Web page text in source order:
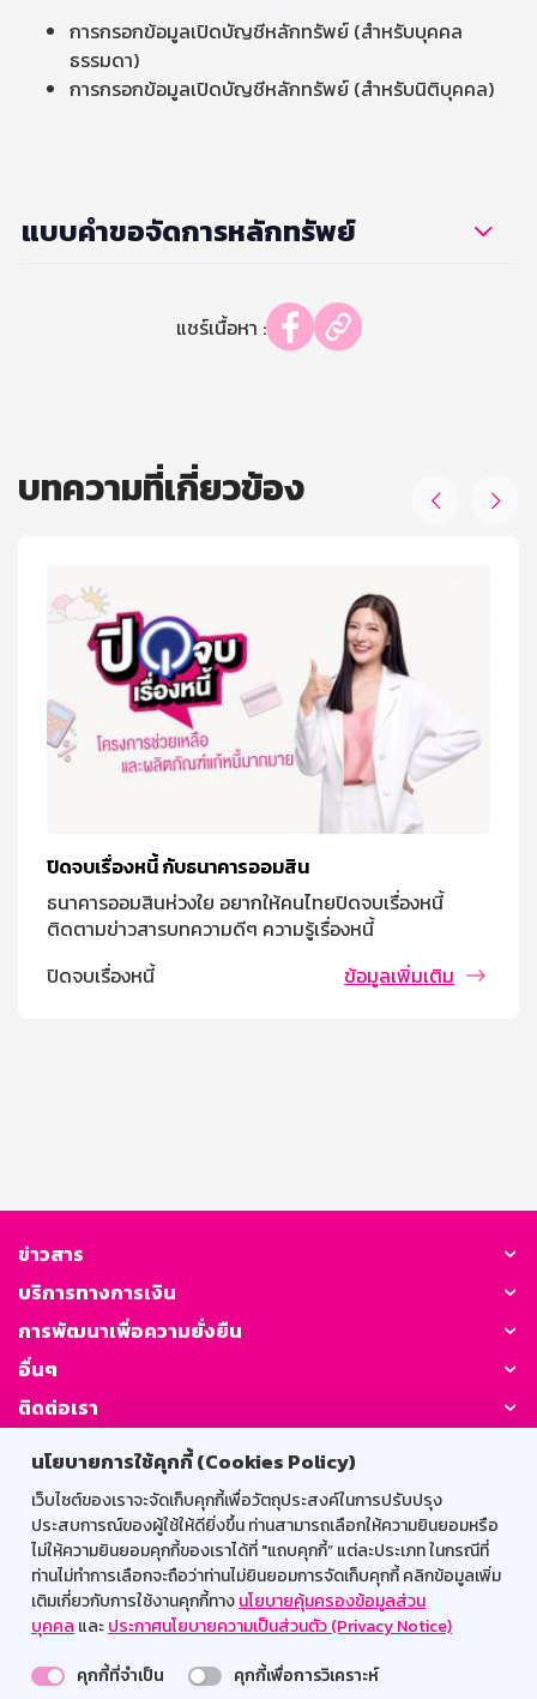
นโยบายการใช้คุกกี้ (Cookies Policy)
เว็บไซต์ของเราจะจัดเก็บคุกกี้เพื่อวัตถุประสงค์ในการปรับปรุง
ประสบการณ์ของผู้ใช้ให้ดียิ่งขึ้น ท่านสามารถเลือกให้ความยินยอมหรือ
ไม่ให้ความยินยอมคุกกี้ของเราได้ที่ "แถบคุกกี้” แต่ละประเภท ในกรณีที่
ท่านไม่ทำการเลือกจะถือว่าท่านไม่ยินยอมการจัดเก็บคุกกี้ คลิกข้อมูลเพิ่ม
เติมเกี่ยวกับการใช้งานคุกกี้ทางนโยบายคุ้มครองข้อมูลส่วน
บุคคล และประกาศนโยบายความเป็นส่วนตัว (Privacy Notice)
คุกกี้ที่จำเป็น
คุกกี้เพื่อการวิเคราะห์
การกรอกข้อมูลเปิดบัญชีหลักทรัพย์ (สำหรับบุคคล
ธรรมดา)
การกรอกข้อมูลเปิดบัญชีหลักทรัพย์ (สำหรับนิติบุคคล)
แบบคำขอจัดการหลักทรัพย์
แชร์เนื้อหา :
บทความที่เกี่ยวข้อง
ปิดจบเรื่องหนี้ กับธนาคารออมสิน
ธนาคารออมสินห่วงใย อยากให้คนไทยปิดจบเรื่องหนี้
ติดตามข่าวสารบทความดีๆ ความรู้เรื่องหนี้
ปิดจบเรื่องหนี้
ข้อมูลเพิ่มเติม
 
ข่าวสาร
บริการทางการเงิน
การพัฒนาเพื่อความยั่งยืน
อื่นๆ
ติดต่อเรา
GSB Society:
สำหรับพนักงาน
Web HR
GSB Wisdom
M-Search
เข้าสู่ระบบเน็ตเมล